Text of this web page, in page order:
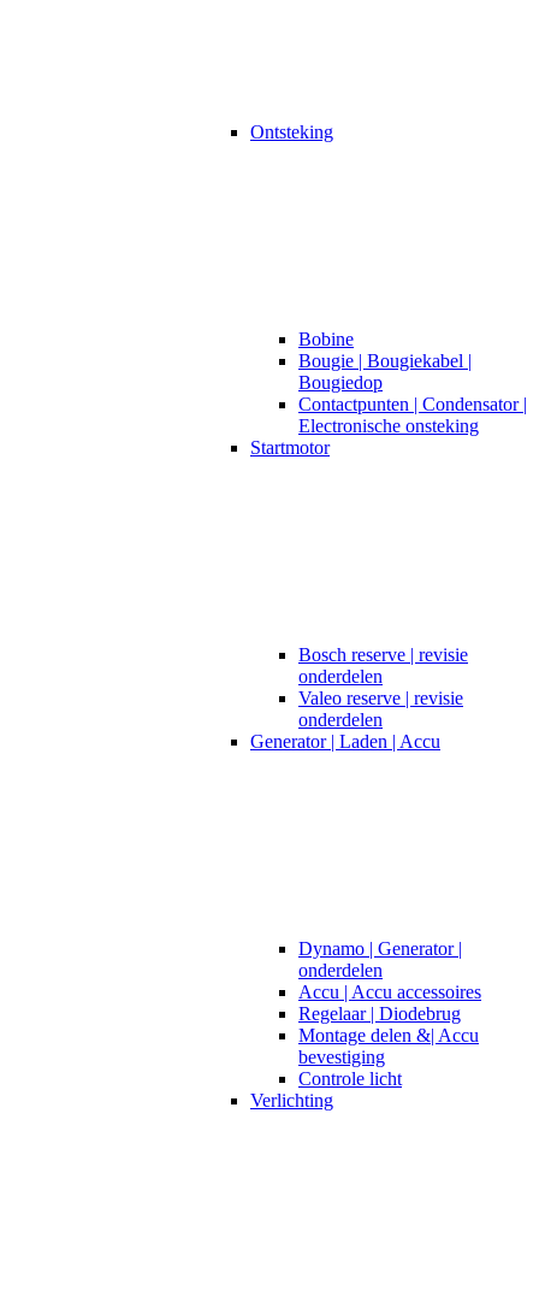
Ontsteking
Bobine
Bougie | Bougiekabel |
Bougiedop
Contactpunten | Condensator |
Electronische onsteking
Startmotor
Bosch reserve | revisie
onderdelen
Valeo reserve | revisie
onderdelen
Generator | Laden | Accu
Dynamo | Generator |
onderdelen
Accu | Accu accessoires
Regelaar | Diodebrug
Montage delen &| Accu
bevestiging
Controle licht
Verlichting